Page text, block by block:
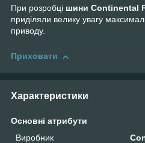
При розробці шини Continental
приділяли велику увагу
приводу.
Приховати
Характеристики
Основні атрибути
Виробник